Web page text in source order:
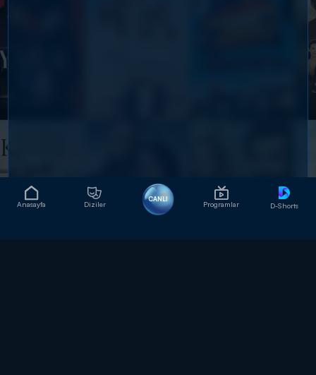
Anasayfa Diziler
CANLI
Programlar D-Shorts